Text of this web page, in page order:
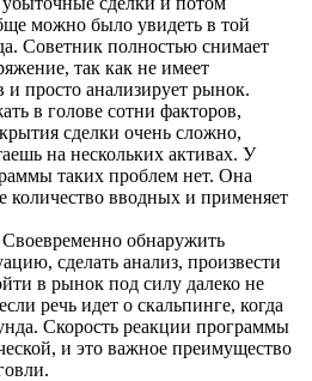
можно было увидеть в той
Советник полностью снимает
так как не имеет
и просто анализирует рынок.
в голове сотни факторов,
сделки очень сложно,
на нескольких активах. У
таких проблем нет. Она
количество вводных и применяет
Своевременно обнаружить
сделать анализ, произвести
в рынок под силу далеко не
речь идет о скальпинге, когда
Скорость реакции программы
и это важное преимущество